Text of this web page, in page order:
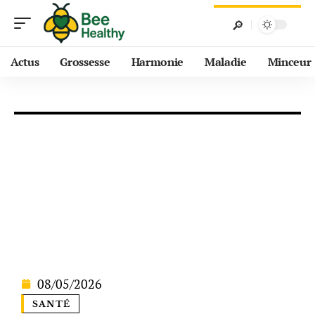
Actus Grossesse Harmonie Maladie Minceur
08/05/2026
SANTÉ